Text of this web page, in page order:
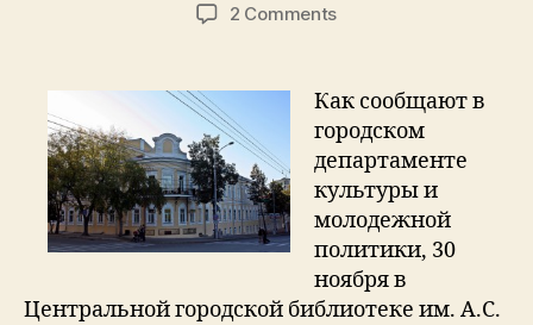
2 Commentson
имени
приглашает
на
День
шотландской
культуры
Как сообщают в
городском
департаменте
культуры и
молодежной
политики, 30
ноября в
Центральной городской библиотеке им. А.С.